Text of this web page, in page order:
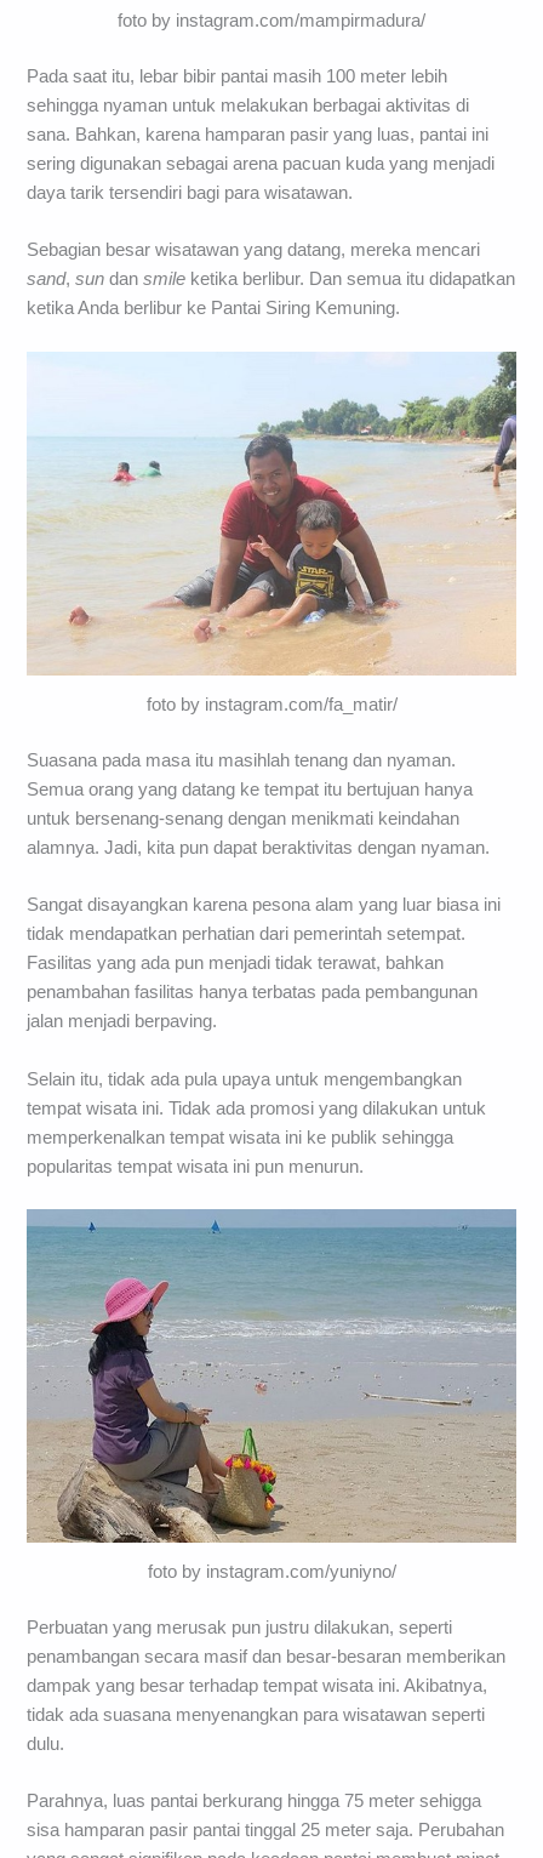
foto by instagram.com/mampirmadura/
Pada saat itu, lebar bibir pantai masih 100 meter lebih
sehingga nyaman untuk melakukan berbagai aktivitas di
sana. Bahkan, karena hamparan pasir yang luas, pantai ini
sering digunakan sebagai arena pacuan kuda yang menjadi
daya tarik tersendiri bagi para wisatawan.
Sebagian besar wisatawan yang datang, mereka mencari
sand,sun dansmile ketika berlibur. Dan semua itu didapatkan
ketika Anda berlibur ke Pantai Siring Kemuning.
foto by instagram.com/fa_matir/
Suasana pada masa itu masihlah tenang dan nyaman.
Semua orang yang datang ke tempat itu bertujuan hanya
untuk bersenang-senang dengan menikmati keindahan
alamnya. Jadi, kita pun dapat beraktivitas dengan nyaman.
Sangat disayangkan karena pesona alam yang luar biasa ini
tidak mendapatkan perhatian dari pemerintah setempat.
Fasilitas yang ada pun menjadi tidak terawat, bahkan
penambahan fasilitas hanya terbatas pada pembangunan
jalan menjadi berpaving.
Selain itu, tidak ada pula upaya untuk mengembangkan
tempat wisata ini. Tidak ada promosi yang dilakukan untuk
memperkenalkan tempat wisata ini ke publik sehingga
popularitas tempat wisata ini pun menurun.
foto by instagram.com/yuniyno/
Perbuatan yang merusak pun justru dilakukan, seperti
penambangan secara masif dan besar-besaran memberikan
dampak yang besar terhadap tempat wisata ini. Akibatnya,
tidak ada suasana menyenangkan para wisatawan seperti
dulu.
Parahnya, luas pantai berkurang hingga 75 meter sehigga
sisa hamparan pasir pantai tinggal 25 meter saja. Perubahan